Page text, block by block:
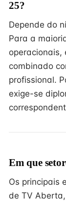
25?
Depende do
Para a
operacionais,
combinado
profissional.
exige-se
Em que
Os principais
de TV